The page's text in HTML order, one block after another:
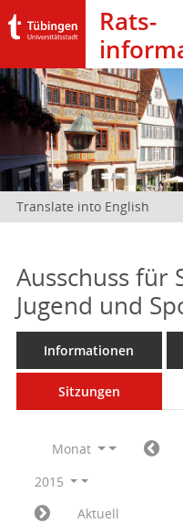
Rats­
Translate into English
Ausschuss für
Jugend und
Informationen
Sitzungen
Monat
2015
Aktuell